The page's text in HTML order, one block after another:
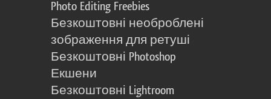
Photo Editing Freebies
Безкоштовні необроблені
зображення для ретуші
Безкоштовні Photoshop
Екшени
Безкоштовні Lightroom